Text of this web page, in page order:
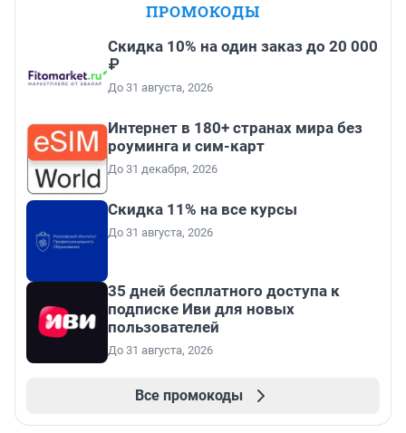
ПРОМОКОДЫ
Скидка 10% на один заказ до 20 000
₽
До 31 августа, 2026
Интернет в 180+ странах мира без
роуминга и сим-карт
До 31 декабря, 2026
Скидка 11% на все курсы
До 31 августа, 2026
35 дней бесплатного доступа к
подписке Иви для новых
пользователей
До 31 августа, 2026
Все промокоды